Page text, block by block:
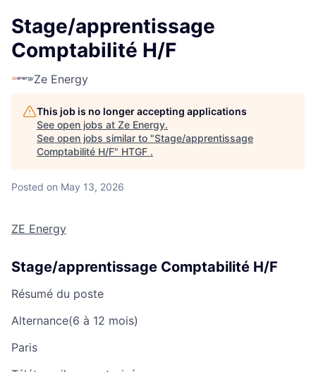
Stage/apprentissage
Comptabilité H/F
Ze Energy
This job is no longer accepting applications
See open jobs at Ze Energy.
See open jobs similar to "Stage/apprentissage
Comptabilité H/F" HTGF .
Posted on May 13, 2026
ZE Energy
Stage/apprentissage Comptabilité H/F
Résumé du poste
Alternance(6 à 12 mois)
Paris